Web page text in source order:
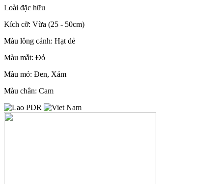
Loài đặc hữu
Kích cỡ: Vừa (25 - 50cm)
Màu lông cánh: Hạt dẻ
Màu mắt: Đỏ
Màu mỏ: Đen, Xám
Màu chân: Cam